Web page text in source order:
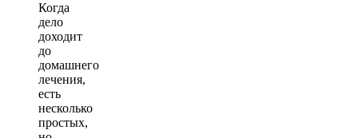
Когда
дело
доходит
до
домашнего
лечения,
есть
несколько
простых,